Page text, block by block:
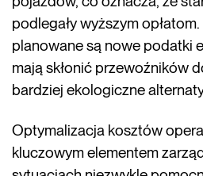
podlegały wyższym
planowane są nowe podatki
mają skłonić przewoźników
bardziej ekologiczne
Optymalizacja kosztów
kluczowym elementem